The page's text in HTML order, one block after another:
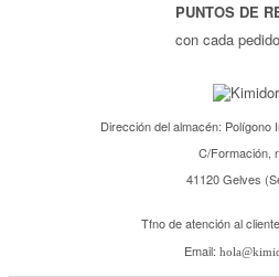
PUNTOS DE
con cada pedido
Dirección del almacén: Polígono
C/Formación,
41120 Gelves
Tfno de atención al
Email: